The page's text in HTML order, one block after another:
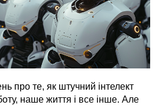
про те, як штучний інтелект
наше життя і все інше. Але